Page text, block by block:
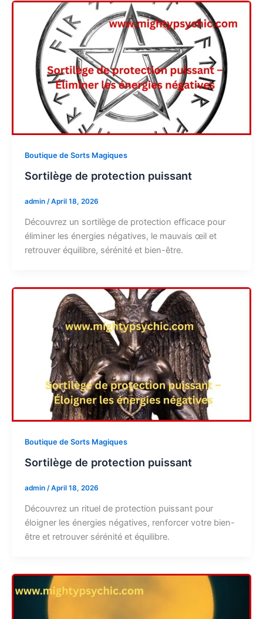
Boutique de Sorts Magiques
Sortilège de protection puissant
admin /April 18, 2026
Découvrez un sortilège de protection efficace pour
éliminer les énergies négatives, le mauvais œil et
retrouver équilibre, sérénité et bien-être.
Boutique de Sorts Magiques
Sortilège de protection puissant
admin /April 18, 2026
Découvrez un rituel de protection puissant pour
éloigner les énergies négatives, renforcer votre bien-
être et retrouver sérénité et équilibre.